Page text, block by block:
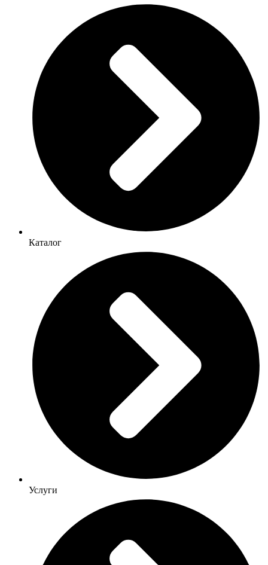
Каталог
Услуги